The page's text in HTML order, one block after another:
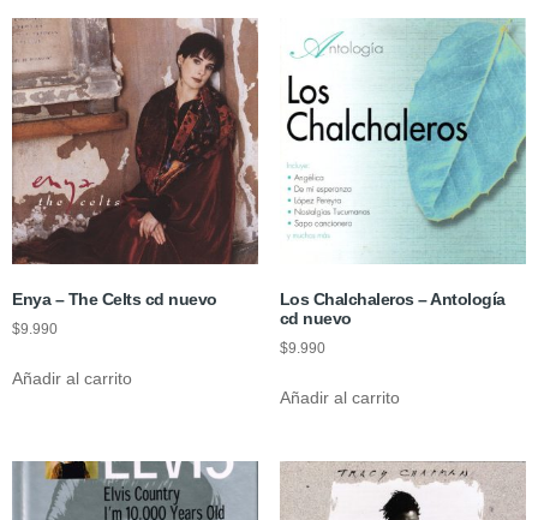
Enya – The Celts cd nuevo
$9.990
Añadir al carrito
Los Chalchaleros – Antología
cd nuevo
$9.990
Añadir al carrito